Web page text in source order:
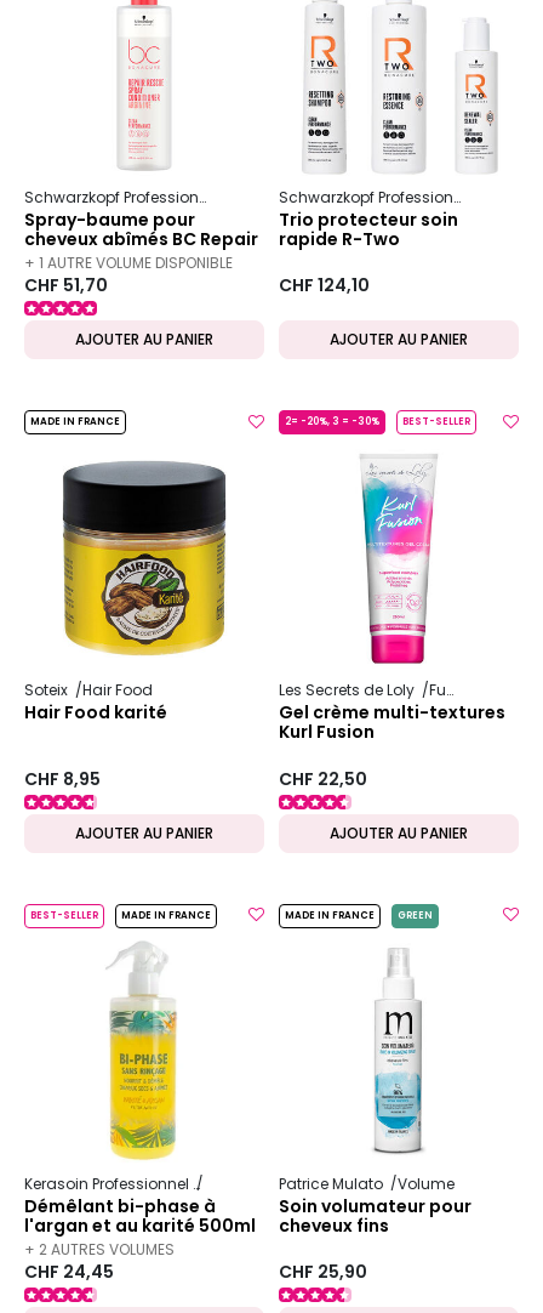
Schwarzkopf Professional Bc Bonacure Repair Rescue
Spray-baume pour
cheveux abîmés BC Repair
Rescue 400ml
+ 1 AUTRE VOLUME DISPONIBLE
CHF 51,70
AJOUTER AU PANIER
Schwarzkopf Professional
Trio protecteur soin
rapide R-Two
CHF 124,10
AJOUTER AU PANIER
MADE IN FRANCE
Soteix Hair Food
Hair Food karité
CHF 8,95
AJOUTER AU PANIER
2= -20%, 3 = -30% BEST-SELLER
Les Secrets de Loly Fusion
Gel crème multi-textures
Kurl Fusion
CHF 22,50
AJOUTER AU PANIER
BEST-SELLER MADE IN FRANCE
Kerasoin Professionnel
Démêlant bi-phase à
l'argan et au karité 500ml
+ 2 AUTRES VOLUMES
DISPONIBLES
CHF 24,45
MADE IN FRANCE GREEN
Patrice Mulato Volume
Soin volumateur pour
cheveux fins
CHF 25,90